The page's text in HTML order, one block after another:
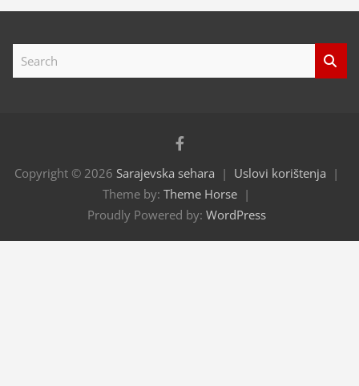
Copyright © 2026 Sarajevska sehara
Uslovi korištenja
Theme by: Theme Horse
Proudly Powered by: WordPress